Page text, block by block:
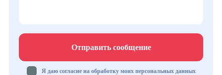
Отправить сообщение
Я даю согласие на обработку моих персональных данных